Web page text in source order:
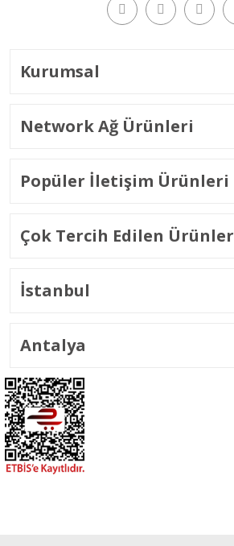
Kurumsal
Network Ağ Ürünleri
Popüler İletişim Ürünleri
Çok Tercih Edilen Ürünler
İstanbul
Antalya